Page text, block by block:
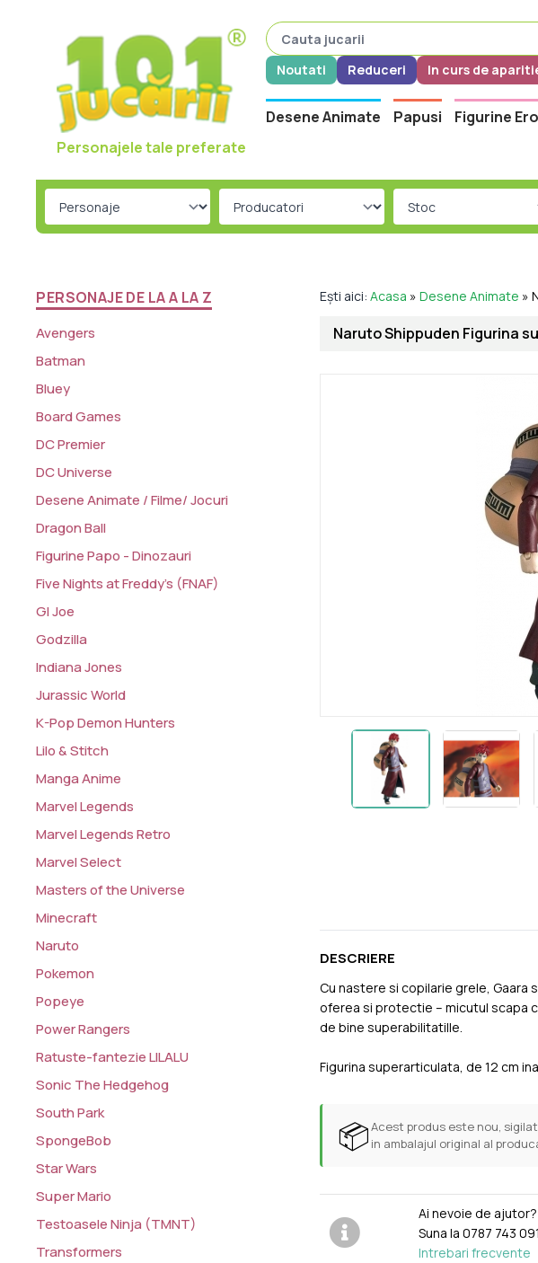
Personajele tale preferate
Noutati Reduceri In curs de
Desene Animate Papusi Figurine
PERSONAJE DE LA A LA Z
Avengers
Batman
Bluey
Board Games
DC Premier
DC Universe
Desene Animate / Filme/ Jocuri
Dragon Ball
Figurine Papo - Dinozauri
Five Nights at Freddy's (FNAF)
GI Joe
Godzilla
Indiana Jones
Jurassic World
K-Pop Demon Hunters
Lilo & Stitch
Manga Anime
Marvel Legends
Marvel Legends Retro
Marvel Select
Masters of the Universe
Minecraft
Naruto
Pokemon
Popeye
Power Rangers
Ratuste-fantezie LILALU
Sonic The Hedgehog
South Park
SpongeBob
Star Wars
Super Mario
Testoasele Ninja (TMNT)
Transformers
Ești aici:Acasa »Desene Animate »
Naruto Shippuden Figurina
DESCRIERE
Cu nastere si copilarie grele, Gaara
oferea si protectie – micutul scapa
de bine superabilitatille.
Figurina superarticulata, de 12 cm
📦Acest produs este nou,
in ambalajul original al
Ai nevoie de
Suna la0787 743 091
Intrebari frecvente